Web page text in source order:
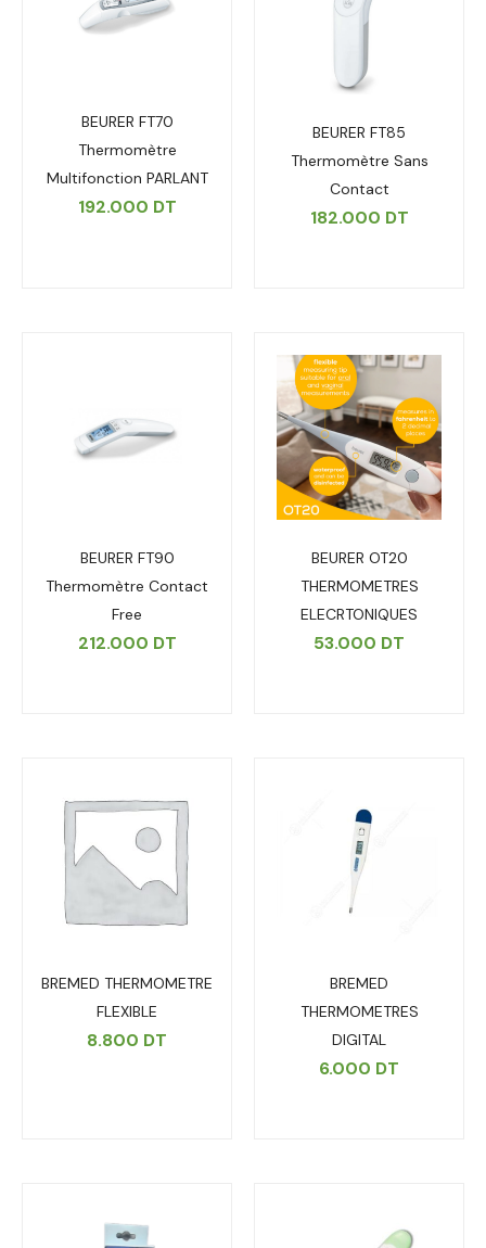
BEURER FT70
Thermomètre
Multifonction PARLANT
192.000 DT
BEURER FT85
Thermomètre Sans
Contact
182.000 DT
BEURER FT90
Thermomètre Contact
Free
212.000 DT
BEURER OT20
THERMOMETRES
ELECRTONIQUES
53.000 DT
BREMED THERMOMETRE
FLEXIBLE
8.800 DT
BREMED
THERMOMETRES
DIGITAL
6.000 DT